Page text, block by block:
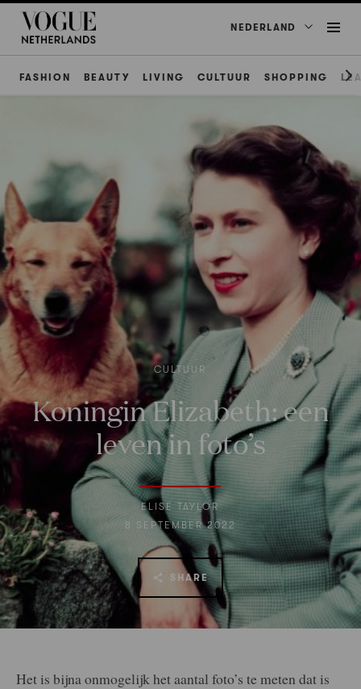
NEDERLAND
FASHION BEAUTY LIVING CULTUUR SHOPPING
CULTUUR
Koningin Elizabeth: een
leven in foto’s
ELISE TAYLOR
8 SEPTEMBER 2022
SHARE
Het is bijna onmogelijk het aantal foto’s te meten dat is